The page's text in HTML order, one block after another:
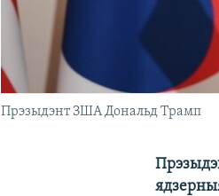
Прэзыдэнт ЗША Дональд Трамп